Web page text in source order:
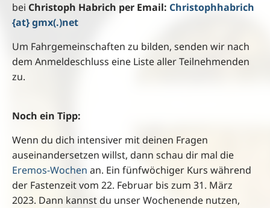
bei Christoph Habrich per Email: Christophhabrich
{at} gmx(.)net
Um Fahrgemeinschaften zu bilden, senden wir nach
dem Anmeldeschluss eine Liste aller Teilnehmenden
zu.
Noch ein Tipp:
Wenn du dich intensiver mit deinen Fragen
auseinandersetzen willst, dann schau dir mal die
Eremos-Wochen an. Ein fünfwöchiger Kurs während
der Fastenzeit vom 22. Februar bis zum 31. März
2023. Dann kannst du unser Wochenende nutzen,